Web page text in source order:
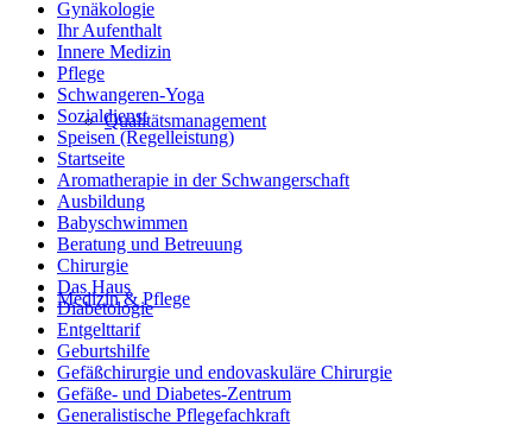
Qualitätsmanagement
Medizin & Pflege
Gynäkologie
Ihr Aufenthalt
Innere Medizin
Pflege
Schwangeren-Yoga
Sozialdienst
Speisen (Regelleistung)
Startseite
Aromatherapie in der Schwangerschaft
Ausbildung
Babyschwimmen
Beratung und Betreuung
Chirurgie
Das Haus
Diabetologie
Entgelttarif
Geburtshilfe
Gefäßchirurgie und endovaskuläre Chirurgie
Gefäße- und Diabetes-Zentrum
Generalistische Pflegefachkraft